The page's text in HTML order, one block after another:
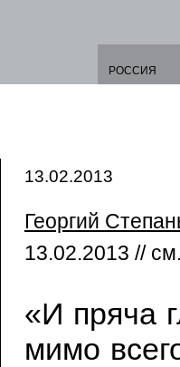
РОССИЯ
13.02.2013
Георгий
13.02.2013 // см.
«И пряча
мимо